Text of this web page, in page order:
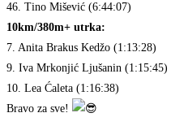
46. Tino Mišević (6:44:07)
10km/380m+ utrka:
7. Anita Brakus Kedžo (1:13:28)
9. Iva Mrkonjić Ljušanin (1:15:45)
10. Lea Ćaleta (1:16:38)
Bravo za sve!